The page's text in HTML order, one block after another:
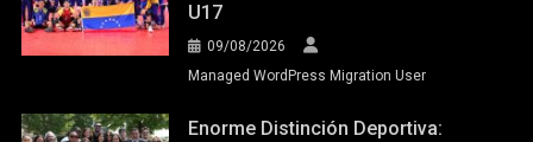
U17
09/08/2026
Managed WordPress Migration User
Enorme Distinción Deportiva: